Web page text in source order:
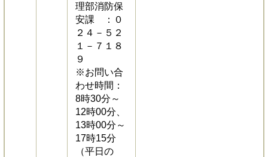
理部消防保
安課 ：０
２４－５２
１－７１８
９
※お問い合
わせ時間：
8時30分～
12時00分、
13時00分～
17時15分
（平日の